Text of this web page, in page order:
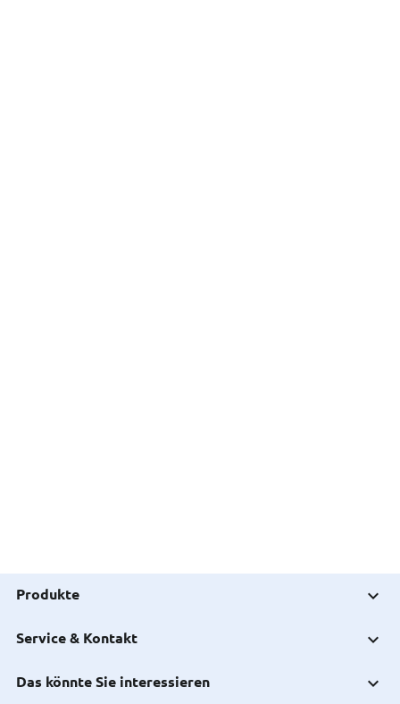
Produkte
Service & Kontakt
Das könnte Sie interessieren